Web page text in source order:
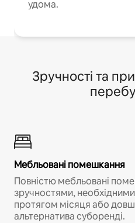
удома.
Зручності та
Мебльовані помешкання
Повністю мебльовані
зручностями,
протягом місяця або
альтернатива суборенді.